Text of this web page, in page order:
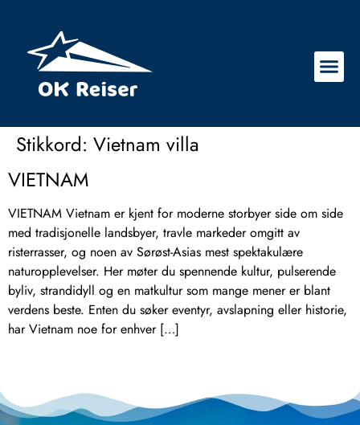
Stikkord: Vietnam villa
VIETNAM
VIETNAM Vietnam er kjent for moderne storbyer side om side
med tradisjonelle landsbyer, travle markeder omgitt av
risterrasser, og noen av Sørøst-Asias mest spektakulære
naturopplevelser. Her møter du spennende kultur, pulserende
byliv, strandidyll og en matkultur som mange mener er blant
verdens beste. Enten du søker eventyr, avslapning eller historie,
har Vietnam noe for enhver […]